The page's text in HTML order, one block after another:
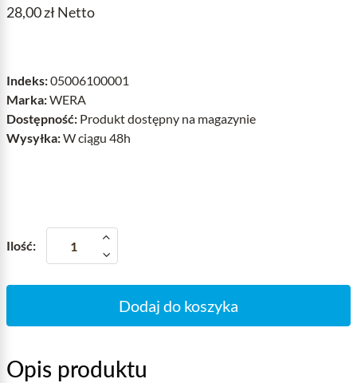
28,00 zł Netto
Indeks:05006100001
Marka:WERA
Dostępność: Produkt dostępny na magazynie
Wysyłka:W ciągu 48h
Ilość:
Dodaj do koszyka
Opis produktu